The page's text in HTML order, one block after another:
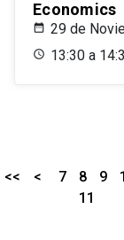
Economics
29 de
13:30 a
<< < 7 8 9
11